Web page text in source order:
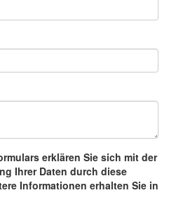
erklären Sie sich mit der
Ihrer Daten durch diese
Informationen erhalten Sie in